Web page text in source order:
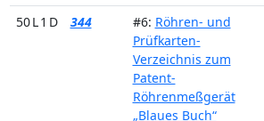
50 L 1 D 344 #6: Röhren- und
Prüfkarten-
Verzeichnis zum
Patent-
Röhrenmeßgerät
„Blaues Buch“